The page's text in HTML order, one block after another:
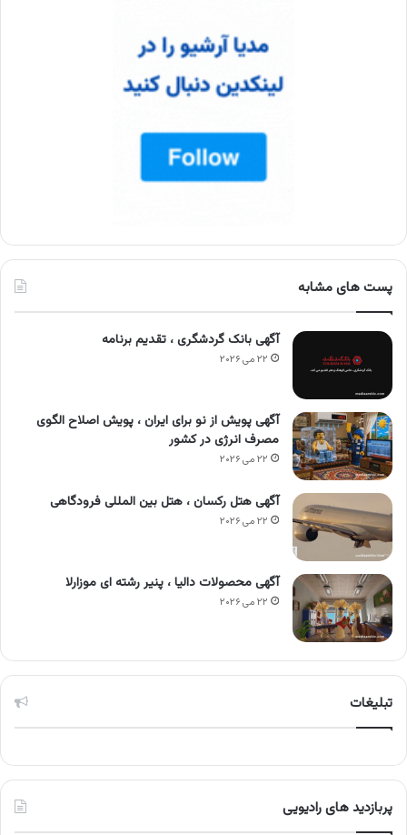
پست های مشابه
آگهی بانک گردشگری ، تقدیم برنامه
۲۲ می ۲۰۲۶
آگهی پویش از نو برای ایران ، پویش اصلاح الگوی
مصرف انرژی در کشور
۲۲ می ۲۰۲۶
آگهی هتل رکسان ، هتل بین المللی فرودگاهی
۲۲ می ۲۰۲۶
آگهی محصولات دالیا ، پنیر رشته ای موزارلا
۲۲ می ۲۰۲۶
تبلیغات
پربازدید های رادیویی